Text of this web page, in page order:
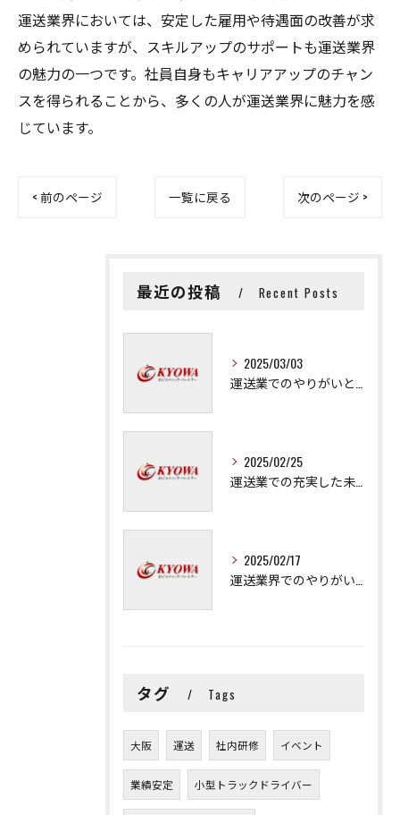
運送業界においては、安定した雇用や待遇面の改善が求
められていますが、スキルアップのサポートも運送業界
の魅力の一つです。社員自身もキャリアアップのチャン
スを得られることから、多くの人が運送業界に魅力を感
じています。
< 前のページ 一覧に戻る 次のページ >
最近の投稿 Recent Posts
2025/03/03
2025/02/25
2025/02/17
タグ Tags
大阪 運送 社内研修 イベント
業績安定 小型トラックドライバー